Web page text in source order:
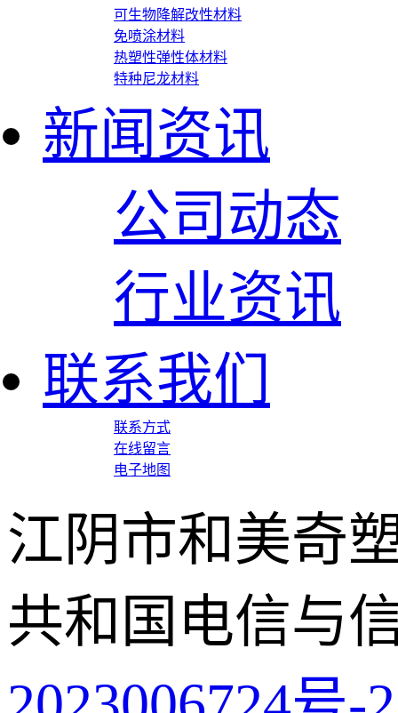
可生物降解改性材料
免喷涂材料
热塑性弹性体材料
特种尼龙材料
新闻资讯
公司动态
行业资讯
联系我们
联系方式
在线留言
电子地图
江阴市和美奇
共和国电信与